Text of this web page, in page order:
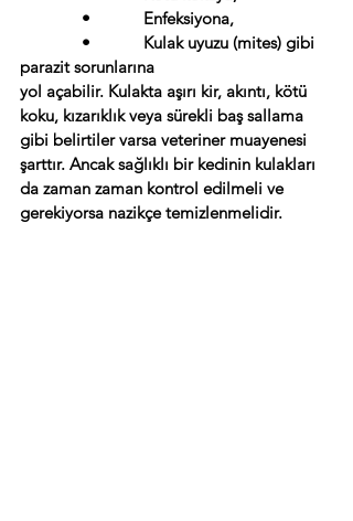
•            Enfeksiyona,
•            Kulak uyuzu (mites) gibi
parazit sorunlarına
yol açabilir. Kulakta aşırı kir, akıntı, kötü
koku, kızarıklık veya sürekli baş sallama
gibi belirtiler varsa veteriner muayenesi
şarttır. Ancak sağlıklı bir kedinin kulakları
da zaman zaman kontrol edilmeli ve
gerekiyorsa nazikçe temizlenmelidir.